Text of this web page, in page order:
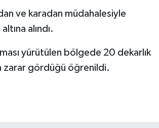
ve karadan müdahalesiyle
alındı.
yürütülen bölgede 20 dekarlık
zarar gördüğü öğrenildi.